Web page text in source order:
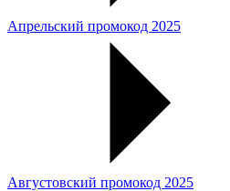
Апрельский промокод 2025
Августовский промокод 2025